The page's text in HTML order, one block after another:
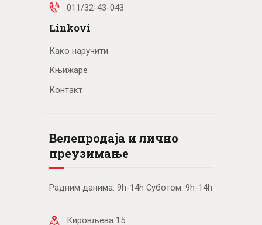
011/32-43-043
Linkovi
Како наручити
Књижаре
Контакт
Велепродаја и лично
преузимање
Радним данима: 9h-14h Суботом: 9h-14h
Кировљева 15